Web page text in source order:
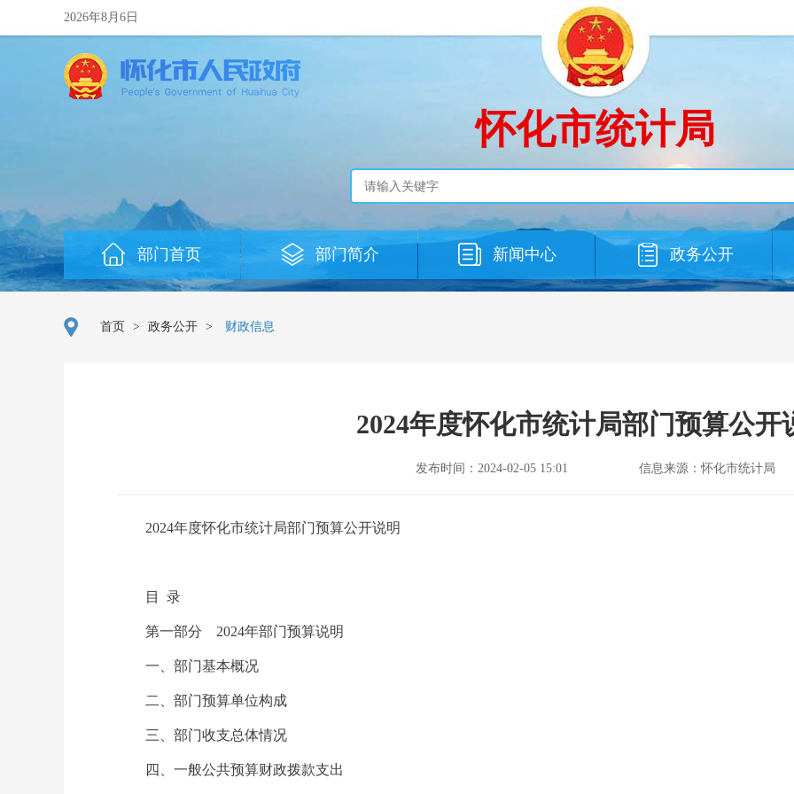
2026年8月6日
怀化市统计局
部门首页 部门简介 新闻中心 政务公开
首页 > 政务公开 > 财政信息
2024年度怀化市统计局部门预算公开
发布时间：2024-02-05 15:01 信息来源：怀化市统计局
2024年度怀化市统计局部门预算公开说明
目 录
第一部分 2024年部门预算说明
一、部门基本概况
二、部门预算单位构成
三、部门收支总体情况
四、一般公共预算财政拨款支出